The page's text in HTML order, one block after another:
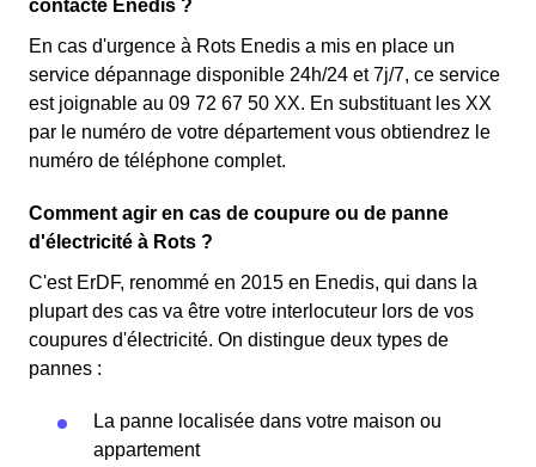
contacte Enedis ?
En cas d'urgence à Rots Enedis a mis en place un
service dépannage disponible 24h/24 et 7j/7, ce service
est joignable au 09 72 67 50 XX. En substituant les XX
par le numéro de votre département vous obtiendrez le
numéro de téléphone complet.
Comment agir en cas de coupure ou de panne
d'électricité à Rots ?
C'est ErDF, renommé en 2015 en Enedis, qui dans la
plupart des cas va être votre interlocuteur lors de vos
coupures d'électricité. On distingue deux types de
pannes :
La panne localisée dans votre maison ou
appartement